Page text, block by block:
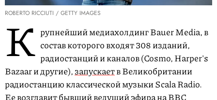
ROBERTO RICCIUTI / GETTY IMAGES
К рупнейший медиахолдинг Bauer Media, в
состав которого входят 308 изданий,
радиостанций и каналов (Cosmo, Harper's
Bazaar и другие),запускаетв Великобритании
радиостанцию классической музыки Scala Radio.
Ее возглавит бывший ведущий эфира на BBC